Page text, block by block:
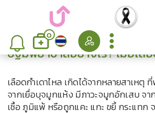
0
ปฐมพยาบาลอย่างไร? เมื่อเลื
เลือดกำเดาไหล เกิดได้จากหลายสาเหตุ
จากเยื่อบุจมูกแห้ง มีภาวะจมูกอักเสบ จ
เชื้อ ภูมิแพ้ หรือถูกแคะ แกะ ขยี้ กระแทก